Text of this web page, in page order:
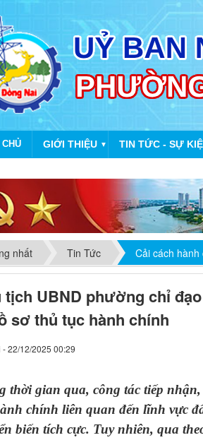
GIỚI THIỆU ▼ TIN TỨC - SỰ
nhất Tin Tức Cải cách hành
tịch UBND phường chỉ
sơ thủ tục hành chính
- 22/12/2025 00:29
thời gian qua, công tác tiếp
chính liên quan đến lĩnh vực
biến tích cực. Tuy nhiên, qua